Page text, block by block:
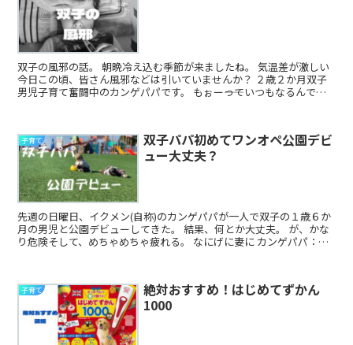
双子の風邪の話。 朝晩冷え込む季節が来ましたね。 気温差が激しい
今日この頃、皆さん風邪などは引いていませんか？ ２歳２か月双子
男児子育て奮闘中のカンゲパパです。 もぉー――っていつもなるんです
子育て
双子パパ初めてワンオペ公園デビ
ュー大丈夫？
先週の日曜日、イクメン(自称)のカンゲパパが一人で双子の１歳６か
月の男児と公園デビューしてきた。 結果、何とか大丈夫。 が、かな
り危険そして、めちゃめちゃ疲れる。 なにげに妻に カンゲパパ：３
子育て
絶対おすすめ！はじめてずかん
1000